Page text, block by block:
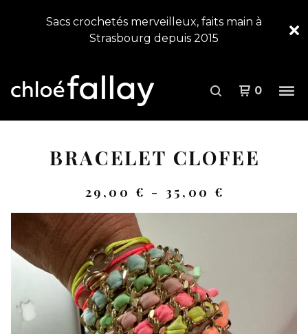
Sacs crochetés merveilleux, faits main à
Strasbourg depuis 2015
0
BRACELET CLOFEE
29,00€ - 35,00€